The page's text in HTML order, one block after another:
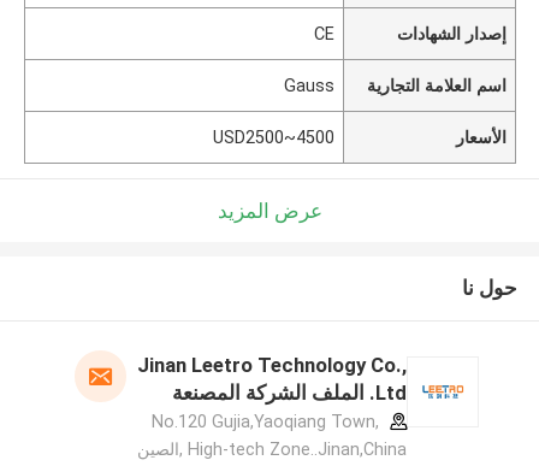
إصدار الشهادات CE
اسم العلامة التجارية Gauss
الأسعار USD2500~4500
عرض المزيد
حول نا
Jinan Leetro Technology Co.,
Ltd. الملف الشركة المصنعة
No.120 Gujia,Yaoqiang Town,
High-tech Zone..Jinan,China ,الصين